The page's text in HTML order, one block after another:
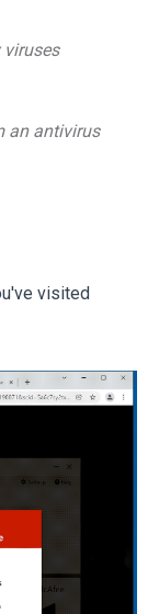
viruses
an antivirus
visited